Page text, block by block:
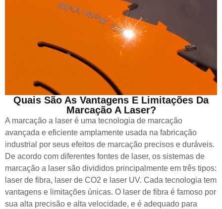
Quais São As Vantagens E Limitações Da
Marcação A Laser?
A marcação a laser é uma tecnologia de marcação
avançada e eficiente amplamente usada na fabricação
industrial por seus efeitos de marcação precisos e duráveis.
De acordo com diferentes fontes de laser, os sistemas de
marcação a laser são divididos principalmente em três tipos:
laser de fibra, laser de CO2 e laser UV. Cada tecnologia tem
vantagens e limitações únicas. O laser de fibra é famoso por
sua alta precisão e alta velocidade, e é adequado para